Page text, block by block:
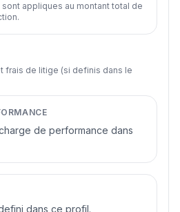
appliques au montant total de
frais de litige (si definis dans le
de performance dans
dans ce profil.